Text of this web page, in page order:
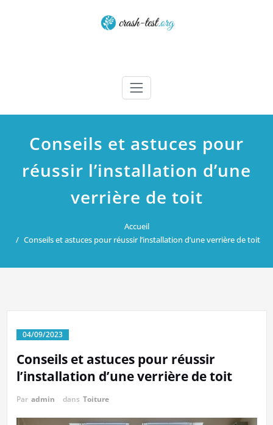
Conseils et astuces pour
réussir l’installation d’une
verrière de toit
Accueil
Conseils et astuces pour réussir l’installation d’une verrière de toit
04/09/2023
Conseils et astuces pour réussir
l’installation d’une verrière de toit
Par admin dans Toiture